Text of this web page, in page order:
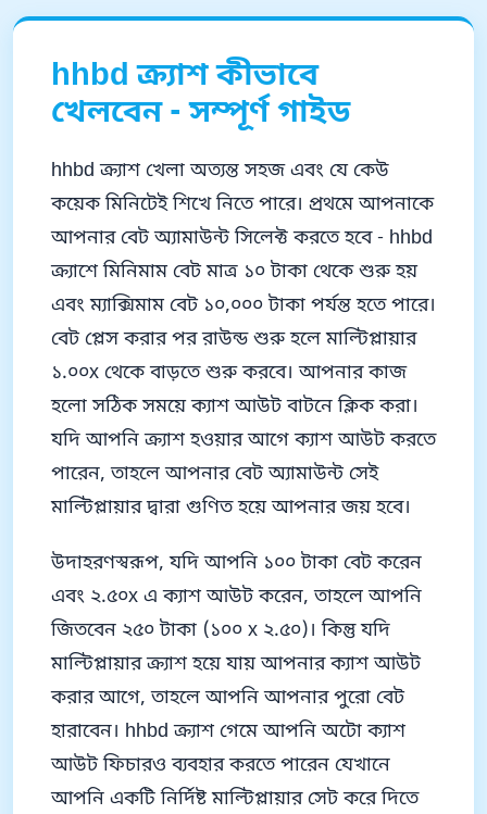
hhbd ক্র্যাশ কীভাবে
খেলবেন - সম্পূর্ণ গাইড
hhbd ক্র্যাশ খেলা অত্যন্ত সহজ এবং যে কেউ
কয়েক মিনিটেই শিখে নিতে পারে। প্রথমে আপনাকে
আপনার বেট অ্যামাউন্ট সিলেক্ট করতে হবে - hhbd
ক্র্যাশে মিনিমাম বেট মাত্র ১০ টাকা থেকে শুরু হয়
এবং ম্যাক্সিমাম বেট ১০,০০০ টাকা পর্যন্ত হতে পারে।
বেট প্লেস করার পর রাউন্ড শুরু হলে মাল্টিপ্লায়ার
১.০০x থেকে বাড়তে শুরু করবে। আপনার কাজ
হলো সঠিক সময়ে ক্যাশ আউট বাটনে ক্লিক করা।
যদি আপনি ক্র্যাশ হওয়ার আগে ক্যাশ আউট করতে
পারেন, তাহলে আপনার বেট অ্যামাউন্ট সেই
মাল্টিপ্লায়ার দ্বারা গুণিত হয়ে আপনার জয় হবে।
উদাহরণস্বরূপ, যদি আপনি ১০০ টাকা বেট করেন
এবং ২.৫০x এ ক্যাশ আউট করেন, তাহলে আপনি
জিতবেন ২৫০ টাকা (১০০ x ২.৫০)। কিন্তু যদি
মাল্টিপ্লায়ার ক্র্যাশ হয়ে যায় আপনার ক্যাশ আউট
করার আগে, তাহলে আপনি আপনার পুরো বেট
হারাবেন। hhbd ক্র্যাশ গেমে আপনি অটো ক্যাশ
আউট ফিচারও ব্যবহার করতে পারেন যেখানে
আপনি একটি নির্দিষ্ট মাল্টিপ্লায়ার সেট করে দিতে